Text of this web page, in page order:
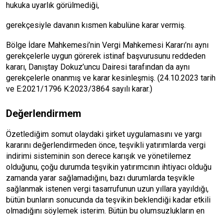
hukuka uyarlık görülmediği,
gerekçesiyle davanın kısmen kabulüne karar vermiş.
Bölge İdare Mahkemesi’nin Vergi Mahkemesi Kararı’nı aynı
gerekçelerle uygun görerek istinaf başvurusunu reddeden
kararı, Danıştay Dokuz’uncu Dairesi tarafından da aynı
gerekçelerle onanmış ve karar kesinleşmiş. (24.10.2023 tarih
ve E:2021/1796 K:2023/3864 sayılı karar.)
Değerlendirmem
Özetlediğim somut olaydaki şirket uygulamasını ve yargı
kararını değerlendirmeden önce, teşvikli yatırımlarda vergi
indirimi sisteminin son derece karışık ve yönetilemez
olduğunu, çoğu durumda teşvikin yatırımcının ihtiyacı olduğu
zamanda yarar sağlamadığını, bazı durumlarda teşvikle
sağlanmak istenen vergi tasarrufunun uzun yıllara yayıldığı,
bütün bunların sonucunda da teşvikin beklendiği kadar etkili
olmadığını söylemek isterim. Bütün bu olumsuzlukların en